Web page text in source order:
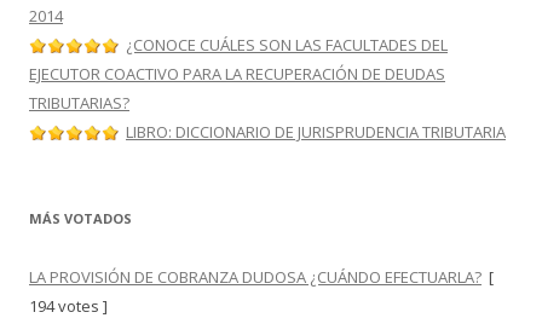
2014
¿CONOCE CUÁLES SON LAS FACULTADES DEL
EJECUTOR COACTIVO PARA LA RECUPERACIÓN DE DEUDAS
TRIBUTARIAS?
LIBRO: DICCIONARIO DE JURISPRUDENCIA TRIBUTARIA
MÁS VOTADOS
LA PROVISIÓN DE COBRANZA DUDOSA ¿CUÁNDO EFECTUARLA? [
194 votes ]